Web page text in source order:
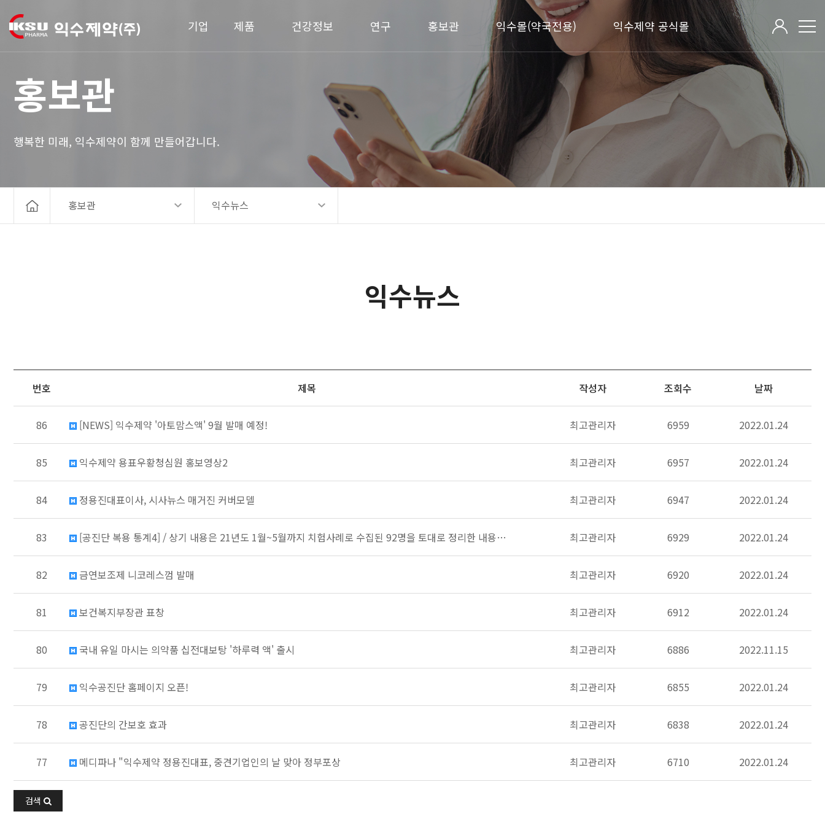
기업 제품 건강정보 연구 홍보관 익수몰(약국전용) 익수제약 공식몰
홍보관
행복한 미래, 익수제약이 함께 만들어갑니다.
홍보관 익수뉴스
익수뉴스
번호 제목 작성자 조회수 날짜
86 [NEWS] 익수제약 '아토맘스액' 9월 발매 예정! 최고관리자 6959 2022.01.24
85 익수제약 용표우황청심원 홍보영상2 최고관리자 6957 2022.01.24
84 정용진대표이사, 시사뉴스 매거진 커버모델 최고관리자 6947 2022.01.24
83 [공진단 복용 통계4] / 상기 내용은 21년도 1월~5월까지 치험사례로 수집된 92명을 토대로 정리한 내용… 최고관리자 6929 2022.01.24
82 금연보조제 니코레스껌 발매 최고관리자 6920 2022.01.24
81 보건복지부장관 표창 최고관리자 6912 2022.01.24
80 국내 유일 마시는 의약품 십전대보탕 '하루력 액' 출시 최고관리자 6886 2022.11.15
79 익수공진단 홈페이지 오픈! 최고관리자 6855 2022.01.24
78 공진단의 간보호 효과 최고관리자 6838 2022.01.24
77 메디파나 "익수제약 정용진대표, 중견기업인의 날 맞아 정부포상 최고관리자 6710 2022.01.24
검색